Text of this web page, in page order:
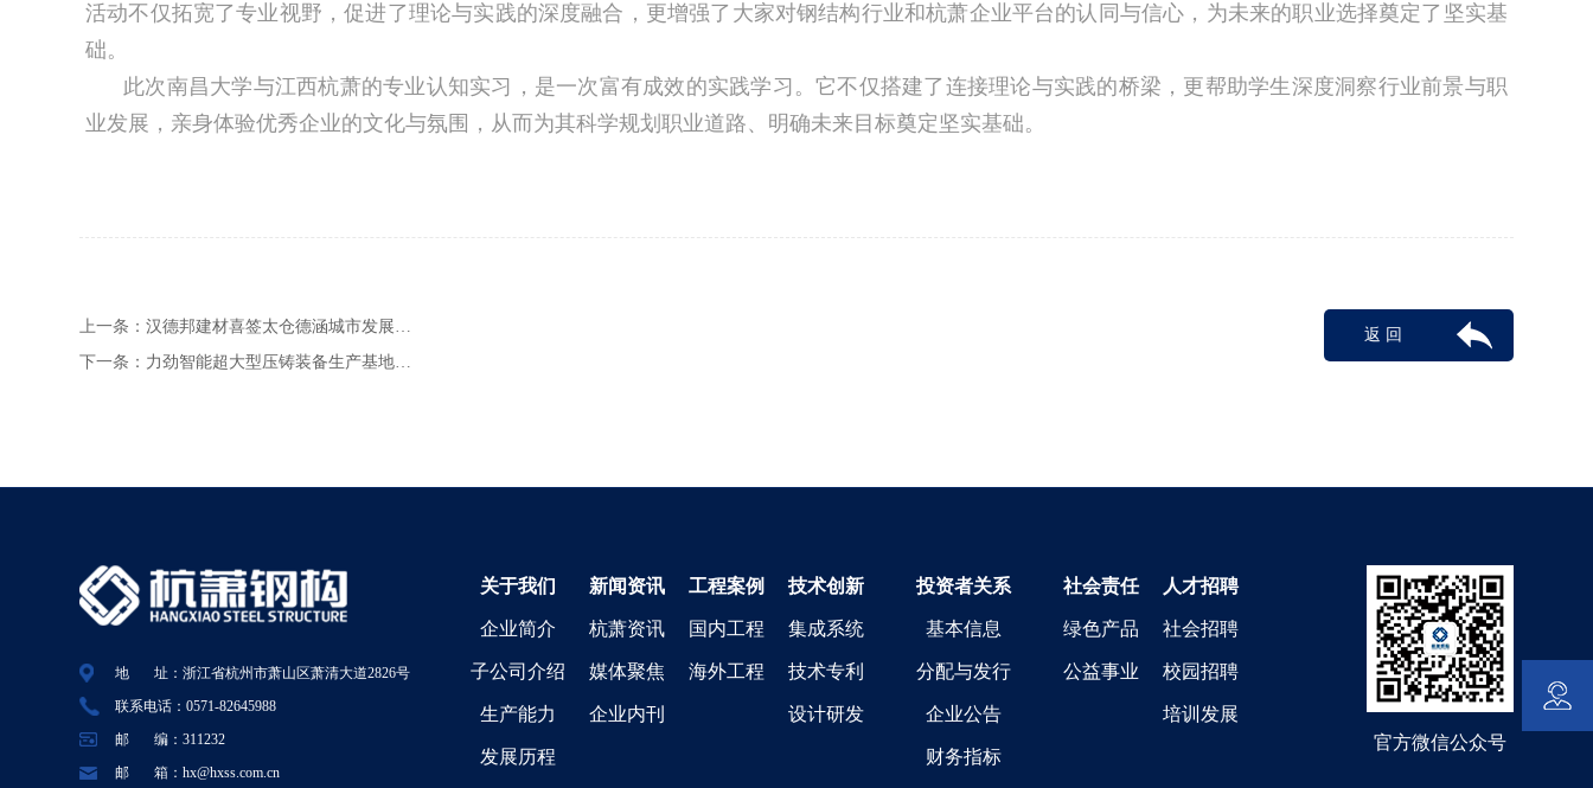
活动不仅拓宽了专业视野，促进了理论与实践的深度融合，更增强了大家对钢结构行业和杭萧企业平台的认同与信心，为未来的职业选择奠定了坚实基
础。
此次南昌大学与江西杭萧的专业认知实习，是一次富有成效的实践学习。它不仅搭建了连接理论与实践的桥梁，更帮助学生深度洞察行业前景与职
业发展，亲身体验优秀企业的文化与氛围，从而为其科学规划职业道路、明确未来目标奠定坚实基础。
上一条：汉德邦建材喜签太仓德涵城市发展…
下一条： 力劲智能超大型压铸装备生产基地…
返 回
地 址：浙江省杭州市萧山区萧清大道2826号
联系电话：0571-82645988
邮 编：311232
邮 箱：hx@hxss.com.cn
关于我们
企业简介
子公司介绍
生产能力
发展历程
新闻资讯
杭萧资讯
媒体聚焦
企业内刊
工程案例
国内工程
海外工程
技术创新
集成系统
技术专利
设计研发
投资者关系
基本信息
分配与发行
企业公告
财务指标
社会责任
绿色产品
公益事业
人才招聘
社会招聘
校园招聘
培训发展
官方微信公众号